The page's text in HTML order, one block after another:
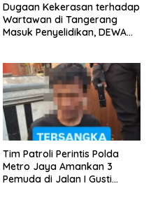
Dugaan Kekerasan terhadap
Wartawan di Tangerang
Masuk Penyelidikan, DEWA
Tim Patroli Perintis Polda
Metro Jaya Amankan 3
Pemuda di Jalan I Gusti